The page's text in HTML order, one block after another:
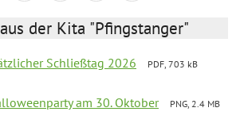
der Kita "Pfingstanger"
Schließtag 2026
PDF, 703 kB
am 30. Oktober
PNG, 2.4 MB